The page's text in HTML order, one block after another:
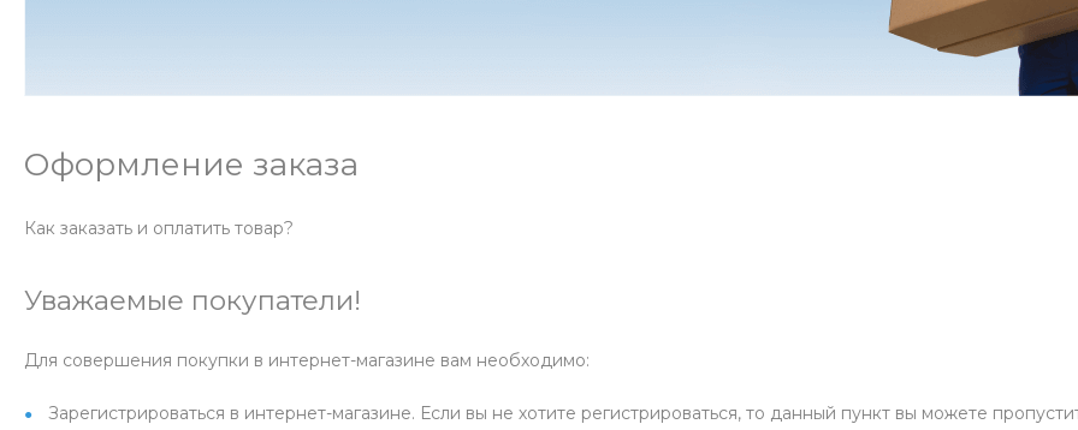
Оформление заказа
Как заказать и оплатить товар?
Уважаемые покупатели!
Для совершения покупки в интернет-магазине вам необходимо:
Зарегистрироваться в интернет-магазине. Если вы не хотите регистрироваться, то данный пункт вы можете